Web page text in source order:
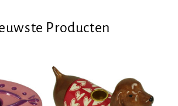
Producten